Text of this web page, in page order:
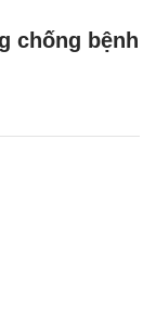
chống bệnh